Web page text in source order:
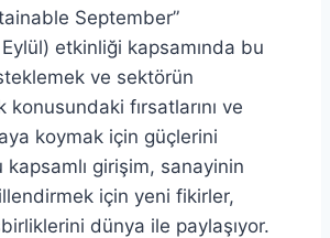
September”
etkinliği kapsamında bu
ve sektörün
fırsatlarını ve
koymak için güçlerini
kapsamlı girişim, sanayinin
için yeni fikirler,
dünya ile paylaşıyor.